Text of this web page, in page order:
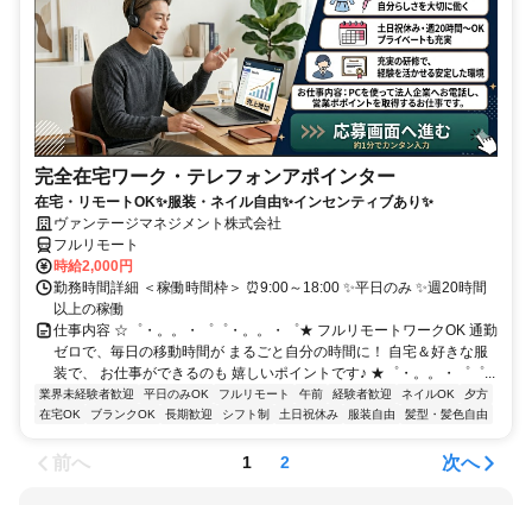
完全在宅ワーク・テレフォンアポインター
在宅・リモートOK✨服装・ネイル自由✨インセンティブあり✨
ヴァンテージマネジメント株式会社
フルリモート
時給2,000円
勤務時間詳細 ＜稼働時間枠＞ ⏰9:00～18:00 ✨平日のみ ✨週20時間
以上の稼働
仕事内容 ☆゜・。。・゜゜・。。・゜★ フルリモートワークOK 通勤
ゼロで、毎日の移動時間が まるごと自分の時間に！ 自宅＆好きな服
装で、 お仕事ができるのも 嬉しいポイントです♪ ★゜・。。・゜゜...
業界未経験者歓迎 平日のみOK フルリモート 午前 経験者歓迎 ネイルOK
夕方
在宅OK
ブランクOK 長期歓迎 シフト制 土日祝休み 服装自由 髪型・髪色自由
前へ 1 2 次へ